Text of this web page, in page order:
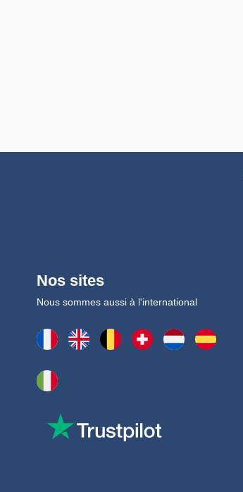
Nos sites
Nous sommes aussi à l'international